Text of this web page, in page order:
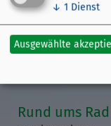
GPS-Daten
Rund ums Rad
↓ 1 Dienst
Ausgewählte